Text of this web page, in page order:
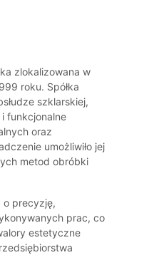
zlokalizowana w
roku. Spółka
szklarskiej,
funkcjonalne
oraz
umożliwiło jej
metod obróbki
o precyzję,
prac, co
estetyczne